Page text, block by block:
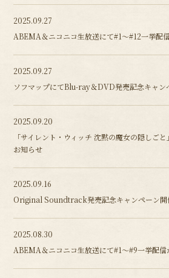
2025.09.27
ABEMA＆ニコニコ生放送にて#1～#12一挙配
2025.09.27
ソフマップにてBlu-ray＆DVD発売記念キャン
2025.09.20
「サイレント・ウィッチ 沈黙の魔女の隠しご
お知らせ
2025.09.16
Original Soundtrack発売記念キャンペーン開
2025.08.30
ABEMA＆ニコニコ生放送にて#1～#9一挙配信